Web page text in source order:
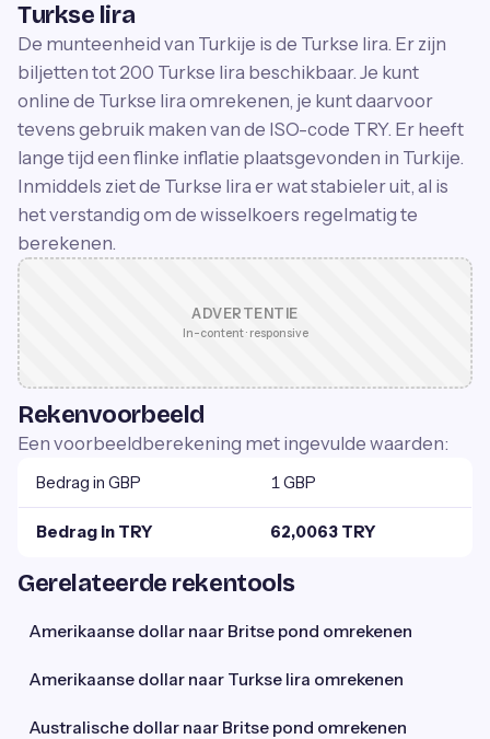
Turkse lira
De munteenheid van Turkije is de Turkse lira. Er zijn
biljetten tot 200 Turkse lira beschikbaar. Je kunt
online de Turkse lira omrekenen, je kunt daarvoor
tevens gebruik maken van de ISO-code TRY. Er heeft
lange tijd een flinke inflatie plaatsgevonden in Turkije.
Inmiddels ziet de Turkse lira er wat stabieler uit, al is
het verstandig om de wisselkoers regelmatig te
berekenen.
ADVERTENTIE
In-content · responsive
Rekenvoorbeeld
Een voorbeeldberekening met ingevulde waarden:
Bedrag in GBP 1 GBP
Bedrag in TRY 62,0063 TRY
Gerelateerde rekentools
Amerikaanse dollar naar Britse pond omrekenen
Amerikaanse dollar naar Turkse lira omrekenen
Australische dollar naar Britse pond omrekenen